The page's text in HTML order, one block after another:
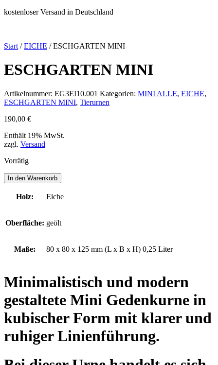
kostenloser Versand in Deutschland
Start /EICHE / ESCHGARTEN MINI
ESCHGARTEN MINI
Artikelnummer: EG3EI10.001 Kategorien: MINI ALLE, EICHE,
ESCHGARTEN MINI, Tierurnen
190,00 €
Enthält 19% MwSt.
zzgl. Versand
Vorrätig
ESCHGARTEN
MINI
Menge
In den Warenkorb
Holz: Eiche
Oberfläche: geölt
Maße: 80 x 80 x 125 mm (L x B x H) 0,25 Liter
Minimalistisch und modern
gestaltete Mini Gedenkurne in
kubischer Form mit klarer und
ruhiger Linienführung.